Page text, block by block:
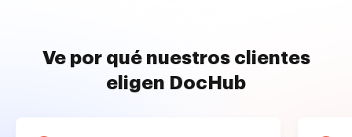
Ve por qué nuestros clientes
eligen DocHub